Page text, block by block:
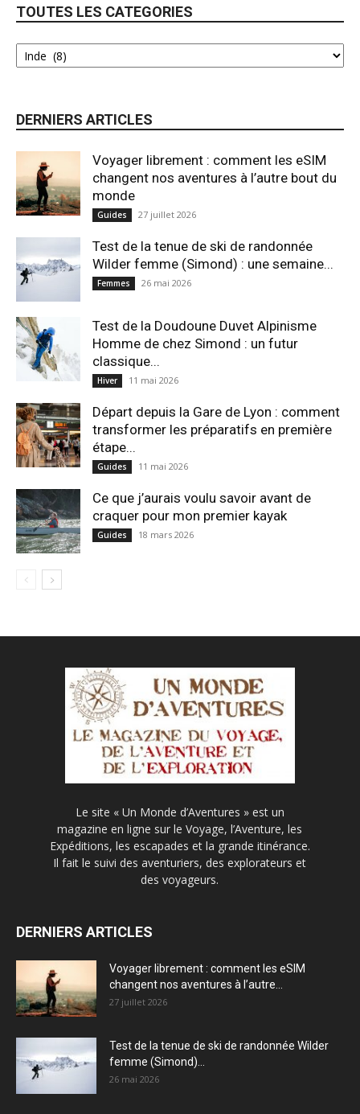
TOUTES LES CATEGORIES
DERNIERS ARTICLES
Voyager librement : comment les eSIM
changent nos aventures à l’autre bout du
monde
Guides 27 juillet 2026
Test de la tenue de ski de randonnée
Wilder femme (Simond) : une semaine...
Femmes 26 mai 2026
Test de la Doudoune Duvet Alpinisme
Homme de chez Simond : un futur
classique...
Hiver 11 mai 2026
Départ depuis la Gare de Lyon : comment
transformer les préparatifs en pre⁠mière
étape...
Guides 11 mai 2026
Ce que j’aurais voulu savoir avant de
craquer pour mon premier kayak
Guides 18 mars 2026
Le site « Un Monde d’Aventures » est un
magazine en ligne sur le Voyage, l’Aventure, les
Expéditions, les escapades et la grande itinérance.
Il fait le suivi des aventuriers, des explorateurs et
des voyageurs.
DERNIERS ARTICLES
Voyager librement : comment les eSIM
changent nos aventures à l’autre...
27 juillet 2026
Test de la tenue de ski de randonnée Wilder
femme (Simond)...
26 mai 2026